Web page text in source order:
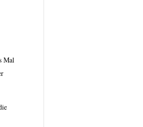
Mal